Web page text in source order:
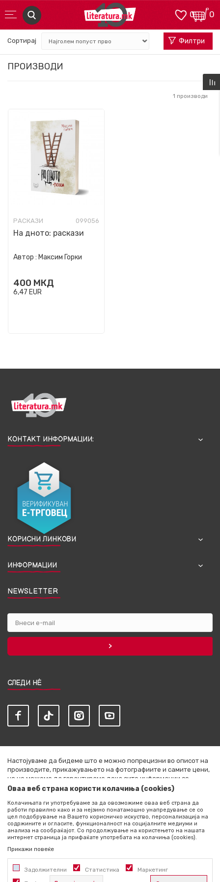
0
0
ПРОИЗВОДИ
Сортирај Филтри
1 производи
РАСКАЗИ 099056
На дното: раскази
Автор : Максим Горки
400 МКД
6,47 EUR
КОНТАКТ ИНФОРМАЦИИ:
КОРИСНИ ЛИНКОВИ
ИНФОРМАЦИИ
NEWSLETTER
СЛЕДИ НЀ
Настојуваме да бидеме што е можно попрецизни во описот на
производите, прикажувањето на фотографиите и самите цени,
но не можеме да гарантираме дека сите информации се
комплетни и без грешки. Сите артикли прикажани на сајтот се
секој момент. Расположливоста на производите можете да ја
проверите со повик на +389 76 444 490
©2026 literatura.mk, Изработено одNB SOFT. Сите права
задржани.
Оваа веб страна користи колачиња (cookies)
Колачињата ги употребуваме за да овозможиме оваа веб страна да
работи правилно како и за нејзино понатамошно унапредување се со
цел подобрување на Вашето корисничко искуство, персонализација на
содржините и огласите, функционалност на социјалните медиуми и
анализа на сообраќајот. Со продолжување на користењето на нашата
интернет страница ја прифаќате употребата на колачиња (cookies).
Прикажи повеќе
Задолжителни Статистика Маркетинг